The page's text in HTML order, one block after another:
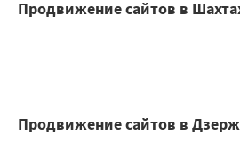
Продвижение сайтов в
Продвижение сайтов в